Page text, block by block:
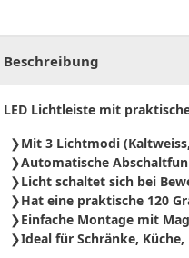
Beschreibung
LED Lichtleiste mit
Mit 3 Lichtmodi
Automatische
Licht schaltet sich bei
Hat eine praktische 120
Einfache Montage mit
Ideal für Schränke,